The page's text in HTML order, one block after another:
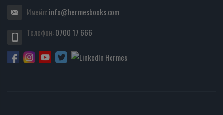
Имейл:info@hermesbooks.com
Телефон:0700 17 666